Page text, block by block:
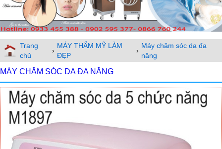
Trang
chủ
›
MÁY THẨM MỸ LÀM
ĐẸP
›
Máy chăm sóc da đa
năng
MÁY CHĂM SÓC DA ĐA NĂNG